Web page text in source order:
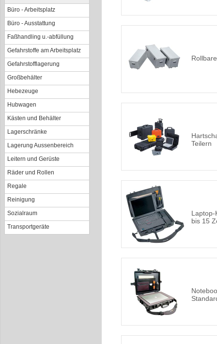
Büro - Arbeitsplatz
Büro - Ausstattung
Faßhandling u.-abfüllung
Gefahrstoffe am Arbeitsplatz
Gefahrstofflagerung
Großbehälter
Hebezeuge
Hubwagen
Kästen und Behälter
Lagerschränke
Lagerung Aussenbereich
Leitern und Gerüste
Räder und Rollen
Regale
Reinigung
Sozialraum
Transportgeräte
Teilern
Laptop-
bis 15